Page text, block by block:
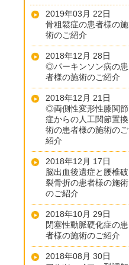
2019年03月 22日
骨粗鬆症の患者様の施
術のご紹介
2018年12月 28日
◎パーキンソン病の患
者様の施術のご紹介
2018年12月 21日
◎両側性変形性膝関節
症からの人工関節置換
術の患者様の施術のご
紹介
2018年12月 17日
脳出血後遺症と腰椎破
裂骨折の患者様の施術
のご紹介
2018年10月 29日
閉塞性動脈硬化症の患
者様の施術のご紹介
2018年08月 30日